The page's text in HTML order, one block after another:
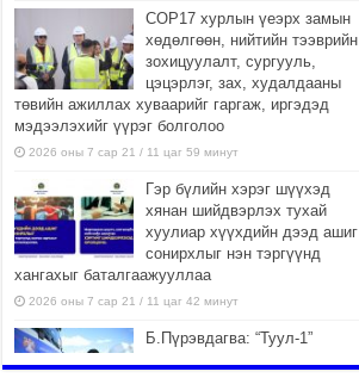
COP17 хурлын үеэрх замын
хөдөлгөөн, нийтийн тээврийн
зохицуулалт, сургууль,
цэцэрлэг, зах, худалдааны
төвийн ажиллах хуваарийг гаргаж, иргэдэд
мэдээлэхийг үүрэг болголоо
2026 оны 7 сар 21 / 11 цаг 59 минут
Гэр бүлийн хэрэг шүүхэд
хянан шийдвэрлэх тухай
хуулиар хүүхдийн дээд ашиг
сонирхлыг нэн тэргүүнд
хангахыг баталгаажууллаа
2026 оны 7 сар 21 / 11 цаг 42 минут
Б.Пүрэвдагва: “Туул-1”